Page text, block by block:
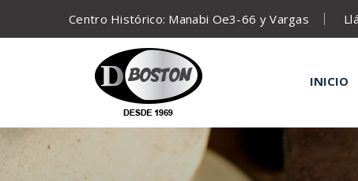
Centro Histórico: Manabi Oe3-66 y Vargas
INICIO